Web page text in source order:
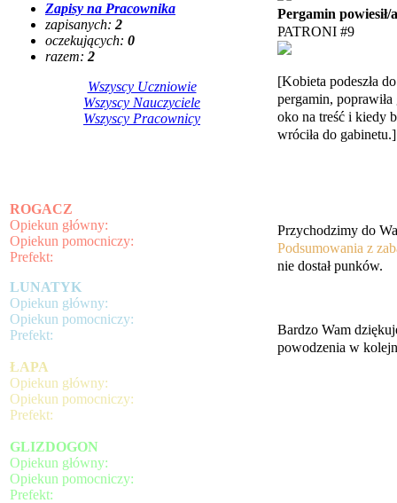
Zapisy na Pracownika
zapisanych: 2
oczekujących: 0
razem: 2
Wszyscy Uczniowie
Wszyscy Nauczyciele
Wszyscy Pracownicy
ROGACZ
Opiekun główny:
Opiekun pomocniczy:
Prefekt:
LUNATYK
Opiekun główny:
Opiekun pomocniczy:
Prefekt:
ŁAPA
Opiekun główny:
Opiekun pomocniczy:
Prefekt:
GLIZDOGON
Opiekun główny:
Opiekun pomocniczy:
Prefekt:
Pergamin powiesił/
PATRONI #9
[Kobieta podeszła
pergamin, poprawiła
oko na treść i kiedy
wróciła do gabinetu.]
Przychodzimy do
Podsumowania z
nie dostał punków.
Bardzo Wam
powodzenia w